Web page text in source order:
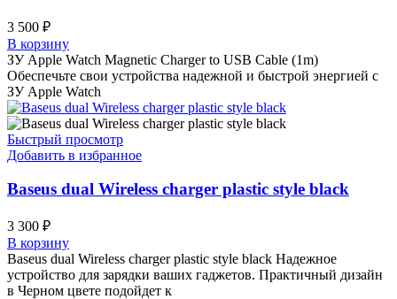
3 500 ₽
В корзину
ЗУ Apple Watch Magnetic Charger to USB Cable (1m)
Обеспечьте свои устройства надежной и быстрой энергией с
ЗУ Apple Watch
Быстрый просмотр
Добавить в избранное
Baseus dual Wireless charger plastic style black
3 300 ₽
В корзину
Baseus dual Wireless charger plastic style black Надежное
устройство для зарядки ваших гаджетов. Практичный дизайн
в Черном цвете подойдет к